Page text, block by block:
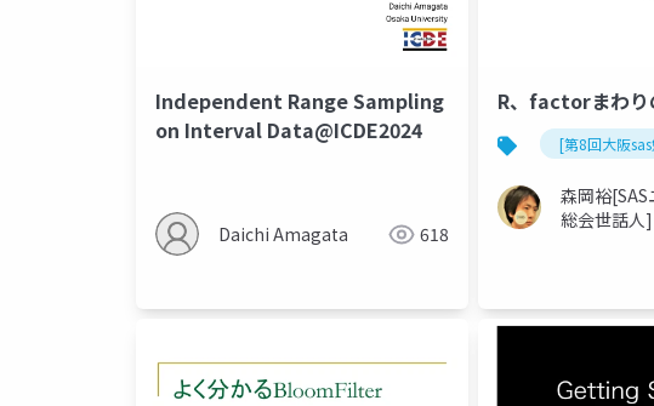
Independent Range Sampling
on Interval Data@ICDE2024
Daichi Amagata 618
R、factorまわり
[第8回大阪
森岡裕[SAS
総会世話人]